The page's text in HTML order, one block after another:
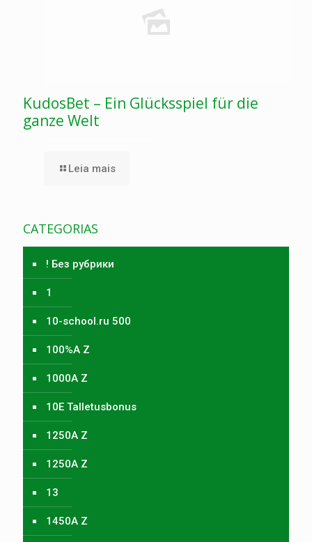
KudosBet – Ein Glücksspiel für die
ganze Welt
Leia mais
CATEGORIAS
! Без рубрики
1
10-school.ru 500
100%A Z
1000A Z
10E Talletusbonus
1250A Z
1250A Z
13
1450A Z